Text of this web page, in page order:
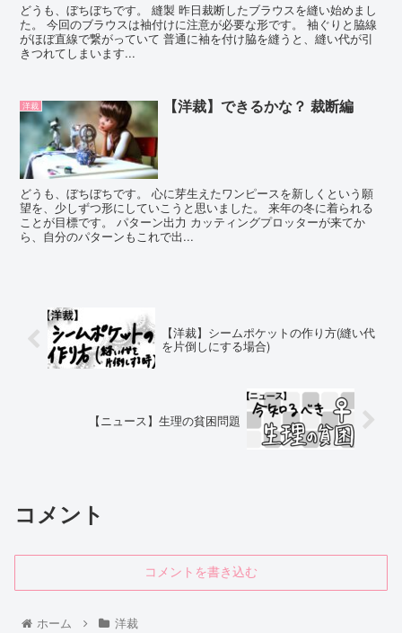
どうも、ぼちぼちです。 縫製 昨日裁断したブラウスを縫い始めまし
た。 今回のブラウスは袖付けに注意が必要な形です。 袖ぐりと脇線
がほぼ直線で繋がっていて 普通に袖を付け脇を縫うと、縫い代が引
きつれてしまいます...
洋裁 【洋裁】できるかな？ 裁断編
どうも、ぼちぼちです。 心に芽生えたワンピースを新しくという願
望を、少しずつ形にしていこうと思いました。 来年の冬に着られる
ことが目標です。 パターン出力 カッティングプロッターが来てか
ら、自分のパターンもこれで出...
【洋裁】シームポケットの作り方(縫い代
を片倒しにする場合)
【ニュース】生理の貧困問題
コメント
コメントを書き込む
ホーム 洋裁